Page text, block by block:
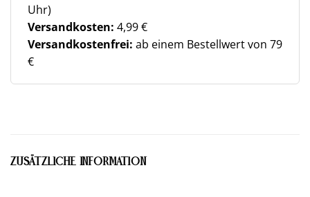
Uhr)
Versandkosten: 4,99 €
Versandkostenfrei: ab einem Bestellwert von 79
€
ZUSÄTZLICHE INFORMATION